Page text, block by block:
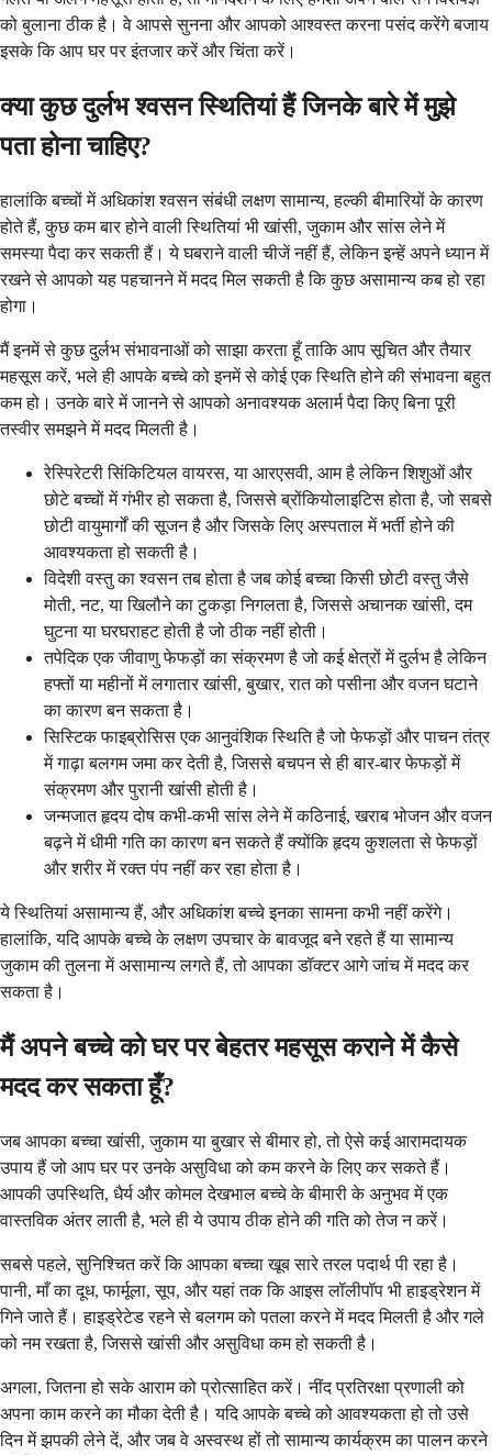
को बुलाना ठीक है। वे आपसे सुनना और आपको आश्वस्त करना पसंद करेंगे बजाय
इसके कि आप घर पर इंतजार करें और चिंता करें।
क्या कुछ दुर्लभ श्वसन स्थितियां हैं जिनके बारे में मुझे
पता होना चाहिए?
हालांकि बच्चों में अधिकांश श्वसन संबंधी लक्षण सामान्य, हल्की बीमारियों के कारण
होते हैं, कुछ कम बार होने वाली स्थितियां भी खांसी, जुकाम और सांस लेने में
समस्या पैदा कर सकती हैं। ये घबराने वाली चीजें नहीं हैं, लेकिन इन्हें अपने ध्यान में
रखने से आपको यह पहचानने में मदद मिल सकती है कि कुछ असामान्य कब हो रहा
होगा।
मैं इनमें से कुछ दुर्लभ संभावनाओं को साझा करता हूँ ताकि आप सूचित और तैयार
महसूस करें, भले ही आपके बच्चे को इनमें से कोई एक स्थिति होने की संभावना बहुत
कम हो। उनके बारे में जानने से आपको अनावश्यक अलार्म पैदा किए बिना पूरी
तस्वीर समझने में मदद मिलती है।
रेस्पिरेटरी सिंकिटियल वायरस, या आरएसवी, आम है लेकिन शिशुओं और
छोटे बच्चों में गंभीर हो सकता है, जिससे ब्रोंकियोलाइटिस होता है, जो सबसे
छोटी वायुमार्गों की सूजन है और जिसके लिए अस्पताल में भर्ती होने की
आवश्यकता हो सकती है।
विदेशी वस्तु का श्वसन तब होता है जब कोई बच्चा किसी छोटी वस्तु जैसे
मोती, नट, या खिलौने का टुकड़ा निगलता है, जिससे अचानक खांसी, दम
घुटना या घरघराहट होती है जो ठीक नहीं होती।
तपेदिक एक जीवाणु फेफड़ों का संक्रमण है जो कई क्षेत्रों में दुर्लभ है लेकिन
हफ्तों या महीनों में लगातार खांसी, बुखार, रात को पसीना और वजन घटाने
का कारण बन सकता है।
सिस्टिक फाइब्रोसिस एक आनुवंशिक स्थिति है जो फेफड़ों और पाचन तंत्र
में गाढ़ा बलगम जमा कर देती है, जिससे बचपन से ही बार-बार फेफड़ों में
संक्रमण और पुरानी खांसी होती है।
जन्मजात हृदय दोष कभी-कभी सांस लेने में कठिनाई, खराब भोजन और वजन
बढ़ने में धीमी गति का कारण बन सकते हैं क्योंकि हृदय कुशलता से फेफड़ों
और शरीर में रक्त पंप नहीं कर रहा होता है।
ये स्थितियां असामान्य हैं, और अधिकांश बच्चे इनका सामना कभी नहीं करेंगे।
हालांकि, यदि आपके बच्चे के लक्षण उपचार के बावजूद बने रहते हैं या सामान्य
जुकाम की तुलना में असामान्य लगते हैं, तो आपका डॉक्टर आगे जांच में मदद कर
सकता है।
मैं अपने बच्चे को घर पर बेहतर महसूस कराने में कैसे
मदद कर सकता हूँ?
जब आपका बच्चा खांसी, जुकाम या बुखार से बीमार हो, तो ऐसे कई आरामदायक
उपाय हैं जो आप घर पर उनके असुविधा को कम करने के लिए कर सकते हैं।
आपकी उपस्थिति, धैर्य और कोमल देखभाल बच्चे के बीमारी के अनुभव में एक
वास्तविक अंतर लाती है, भले ही ये उपाय ठीक होने की गति को तेज न करें।
सबसे पहले, सुनिश्चित करें कि आपका बच्चा खूब सारे तरल पदार्थ पी रहा है।
पानी, माँ का दूध, फार्मूला, सूप, और यहां तक ​​कि आइस लॉलीपॉप भी हाइड्रेशन में
गिने जाते हैं। हाइड्रेटेड रहने से बलगम को पतला करने में मदद मिलती है और गले
को नम रखता है, जिससे खांसी और असुविधा कम हो सकती है।
अगला, जितना हो सके आराम को प्रोत्साहित करें। नींद प्रतिरक्षा प्रणाली को
अपना काम करने का मौका देती है। यदि आपके बच्चे को आवश्यकता हो तो उसे
दिन में झपकी लेने दें, और जब वे अस्वस्थ हों तो सामान्य कार्यक्रम का पालन करने